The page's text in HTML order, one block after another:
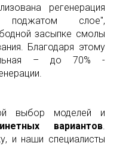
регенерация
поджатом слое",
засыпке смолы
Благодаря этому
– до 70% -
выбор моделей и
вариантов.
и наши специалисты